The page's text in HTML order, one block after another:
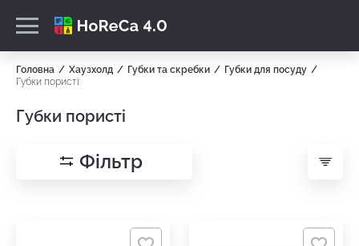
Головна Хаузхолд Губки та скребки
Губки для посуду
Губки пористі:
Губки пористі
Фільтр